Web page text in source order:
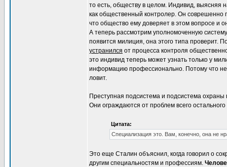
то есть, обществу в целом. Индивид, выясняя
как общественный контролер. Он соврешенно
что общество ему доверяет в этом вопросе и
А теперь рассмотрим уполномоченную
появится милиция, она этого типа проверит.
устранился от процесса контроля
это индивид теперь может узнать только у
информацию профессионально. Потому что не
ловит.
Преступная подсистема и подсистема охраны
Они ограждаются от проблем всего
Цитата:
Специализация это. Вам, конечно, она не
Это еще Сталин объяснил, когда говорил о
другим специальностям и профессиям.